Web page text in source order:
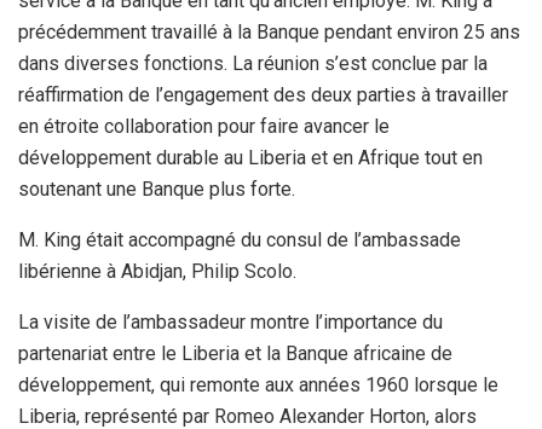
précédemment travaillé à la Banque pendant environ 25 ans
dans diverses fonctions. La réunion s’est conclue par la
réaffirmation de l’engagement des deux parties à travailler
en étroite collaboration pour faire avancer le
développement durable au Liberia et en Afrique tout en
soutenant une Banque plus forte.
M. King était accompagné du consul de l’ambassade
libérienne à Abidjan, Philip Scolo.
La visite de l’ambassadeur montre l’importance du
partenariat entre le Liberia et la Banque africaine de
développement, qui remonte aux années 1960 lorsque le
Liberia, représenté par Romeo Alexander Horton, alors